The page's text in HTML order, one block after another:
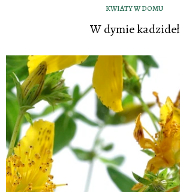
KWIATY W DOMU
W dymie kadzideł